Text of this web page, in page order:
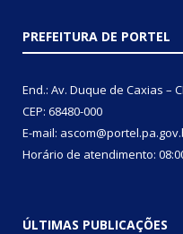
PREFEITURA DE PORTEL
End.: Av. Duque de Caxias –
CEP: 68480-000
E-mail:
Horário de atendimento:
ÚLTIMAS PUBLICAÇÕES